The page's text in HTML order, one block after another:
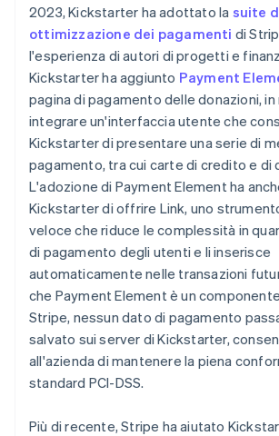
2023, Kickstarter ha adottato la suite
ottimizzazione dei pagamenti di
l'esperienza di autori di progetti e
Kickstarter ha aggiunto Payment
pagina di pagamento delle donazioni, in
integrare un'interfaccia utente che
Kickstarter di presentare una serie di
pagamento, tra cui carte di credito e di
L'adozione di Payment Element ha
Kickstarter di offrire Link, uno
veloce che riduce le complessità in
di pagamento degli utenti e li inserisce
automaticamente nelle transazioni
che Payment Element è un
Stripe, nessun dato di pagamento
salvato sui server di Kickstarter,
all'azienda di mantenere la piena
standard PCI-DSS.
Più di recente, Stripe ha aiutato